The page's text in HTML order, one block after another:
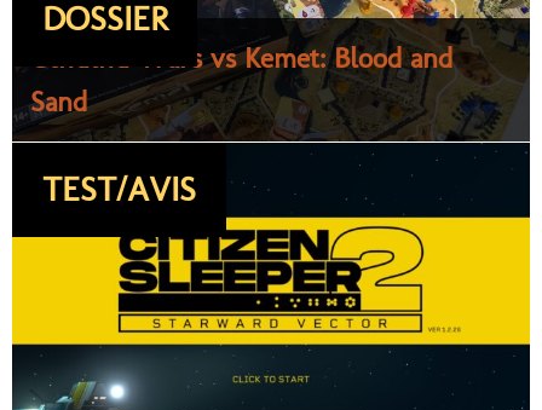
DOSSIER
Cthulhu Wars vs Kemet: Blood and
Sand
TEST/AVIS